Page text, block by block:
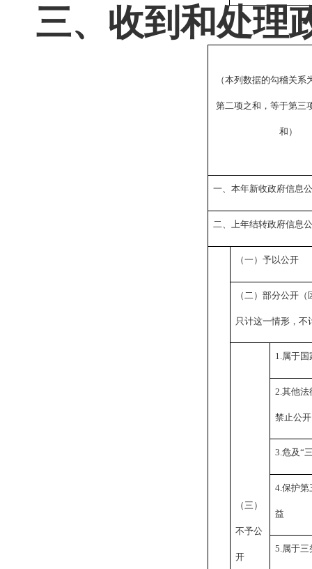
三、收到和处理
（本列数据的勾稽关系
第二项之和，等于第三
和）
一、本年新收政府信息
二、上年结转政府信息
（一）予以公开
（二）部分公开
只计这一情形，不
（三）
不予公
开
1.属于国
2.其他法
禁止公开
3.危及“
4.保护第
益
5.属于三